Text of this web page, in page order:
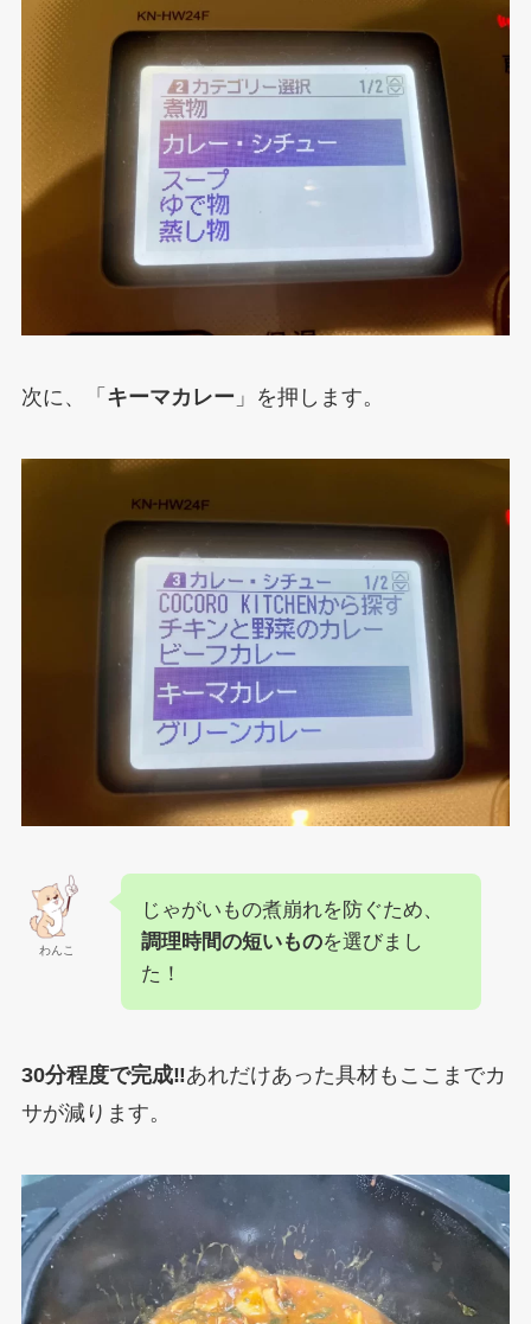
次に、「 キーマカレー 」を押します。
わんこ
じゃがいもの煮崩れを防ぐため、
調理時間の短いものを選びまし
た！
30分程度で完成‼︎あれだけあった具材もここまでカ
サが減ります。